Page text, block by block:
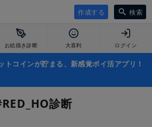
作成する 検索
お絵描き診断 大喜利 ログイン
コインが貯まる、新感覚ポイ活アプリ！
診断